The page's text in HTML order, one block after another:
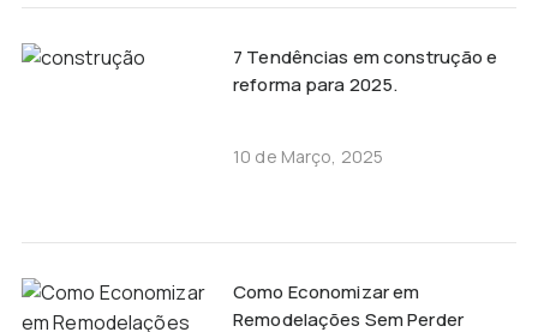
7 Tendências em construção e
reforma para 2025.
10 de Março, 2025
Como Economizar em
Remodelações Sem Perder